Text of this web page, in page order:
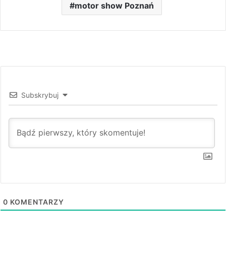
motor show Poznań
Subskrybuj
0 KOMENTARZY